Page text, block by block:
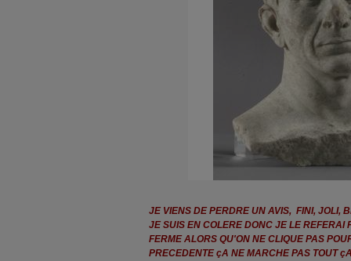
JE VIENS DE PERDRE UN AVIS, FINI, JOLI,
JE SUIS EN COLERE DONC JE LE REFERAI
FERME ALORS QU'ON NE CLIQUE PAS
PRECEDENTE çA NE MARCHE PAS TOUT